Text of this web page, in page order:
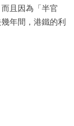
且因為「半官
年間，港鐵的利